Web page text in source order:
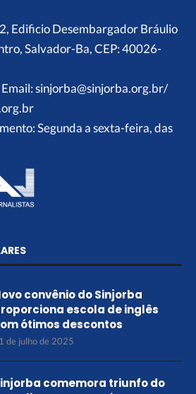
Edificio Desembargador Bráulio
Salvador-Ba, CEP: 40026-
sinjorba@sinjorba.org.br/
Segunda a sexta-feira, das
convênio do Sinjorba
escola de inglês
ótimos descontos
de julho de 2025
comemora triunfo do